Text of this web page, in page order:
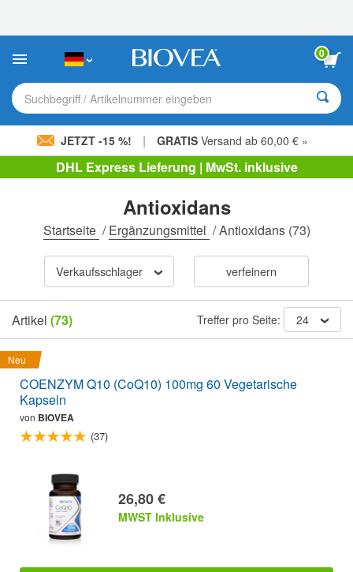
Sie:
Website
ein
Barrierefreiheitssystem.
0
Suchbegriff / Artikelnummer eingeben
JETZT -15 %! | GRATIS Versand ab 60,00 € »
DHL Express Lieferung | MwSt. inklusive
Antioxidans
Startseite /Ergänzungsmittel /Antioxidans(73)
Verkaufsschlager verfeinern
Artikel (73) Treffer pro Seite: 24
Neu
COENZYM Q10 (CoQ10) 100mg 60 Vegetarische
Kapseln
von BIOVEA
(37)
26,80 €
MWST Inklusive